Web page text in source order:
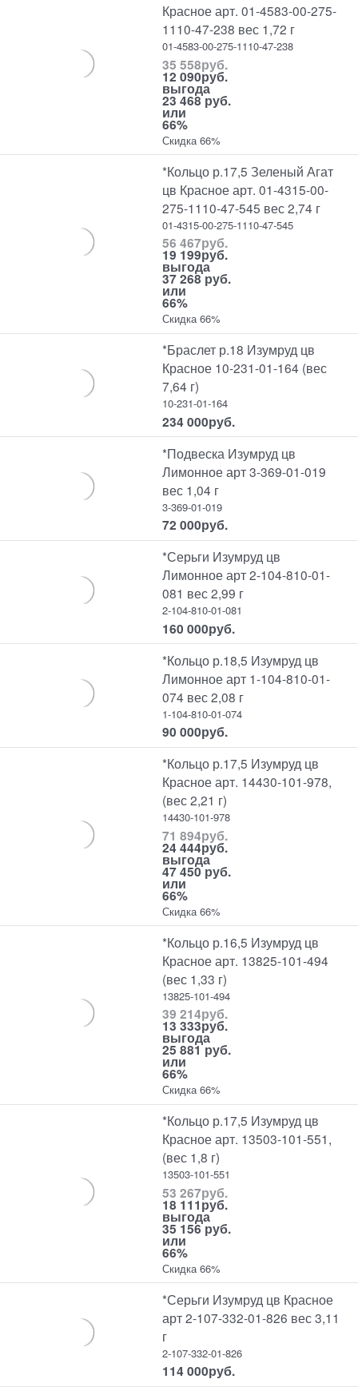
Красное арт. 01-4583-00-275-
1110-47-238 вес 1,72 г
01-4583-00-275-1110-47-238
35 558руб.
12 090руб.
выгода
23 468 руб.
или
66%
Скидка 66%
*Кольцо р.17,5 Зеленый Агат
цв Красное арт. 01-4315-00-
275-1110-47-545 вес 2,74 г
01-4315-00-275-1110-47-545
56 467руб.
19 199руб.
выгода
37 268 руб.
или
66%
Скидка 66%
*Браслет р.18 Изумруд цв
Красное 10-231-01-164 (вес
7,64 г)
10-231-01-164
234 000руб.
*Подвеска Изумруд цв
Лимонное арт 3-369-01-019
вес 1,04 г
3-369-01-019
72 000руб.
*Серьги Изумруд цв
Лимонное арт 2-104-810-01-
081 вес 2,99 г
2-104-810-01-081
160 000руб.
*Кольцо р.18,5 Изумруд цв
Лимонное арт 1-104-810-01-
074 вес 2,08 г
1-104-810-01-074
90 000руб.
*Кольцо р.17,5 Изумруд цв
Красное арт. 14430-101-978,
(вес 2,21 г)
14430-101-978
71 894руб.
24 444руб.
выгода
47 450 руб.
или
66%
Скидка 66%
*Кольцо р.16,5 Изумруд цв
Красное арт. 13825-101-494
(вес 1,33 г)
13825-101-494
39 214руб.
13 333руб.
выгода
25 881 руб.
или
66%
Скидка 66%
*Кольцо р.17,5 Изумруд цв
Красное арт. 13503-101-551,
(вес 1,8 г)
13503-101-551
53 267руб.
18 111руб.
выгода
35 156 руб.
или
66%
Скидка 66%
*Серьги Изумруд цв Красное
арт 2-107-332-01-826 вес 3,11
г
2-107-332-01-826
114 000руб.